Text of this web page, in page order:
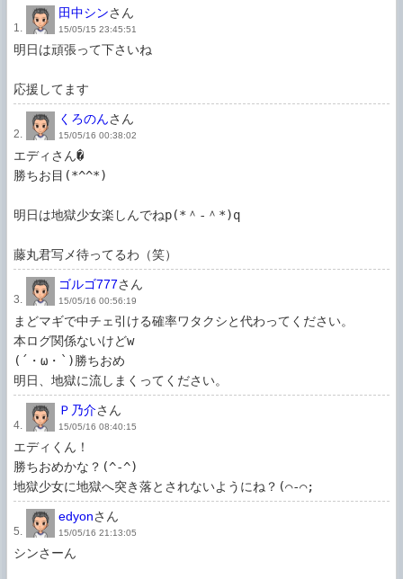
1.
田中シンさん
15/05/15 23:45:51
明日は頑張って下さいね
応援してます
2.
くろのんさん
15/05/16 00:38:02
エディさん�
勝ちお目(*^^*)
明日は地獄少女楽しんでねp(*＾-＾*)q
藤丸君写メ待ってるわ（笑）
3.
ゴルゴ777さん
15/05/16 00:56:19
まどマギで中チェ引ける確率ワタクシと代わってください。
本ログ関係ないけどw
(´・ω・`)勝ちおめ
明日、地獄に流しまくってください。
4.
Ｐ乃介さん
15/05/16 08:40:15
エディくん！
勝ちおめかな？(^-^)
地獄少女に地獄へ突き落とされないようにね？(⌒-⌒;
5.
edyonさん
15/05/16 21:13:05
シンさーん